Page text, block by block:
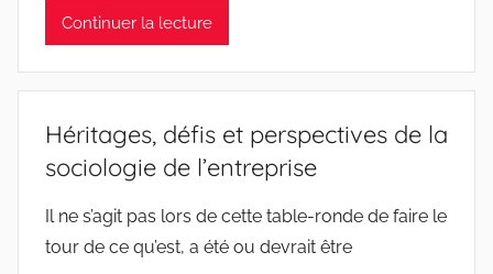
Continuer la lecture
Héritages, défis et perspectives de la
sociologie de l’entreprise
Il ne s’agit pas lors de cette table-ronde de faire le
tour de ce qu’est, a été ou devrait être